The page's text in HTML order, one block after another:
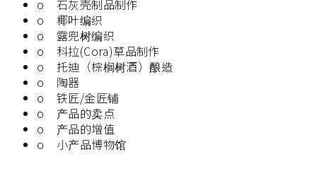
o 石灰壳制品制作
o 椰叶编织
o 露兜树编织
o 科拉(Cora)草品制作
o 托迪（棕榈树酒）酿造
o 陶器
o 铁匠/金匠铺
o 产品的卖点
o 产品的增值
o 小产品博物馆